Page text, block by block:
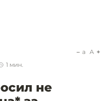
1 мин.
a A
не